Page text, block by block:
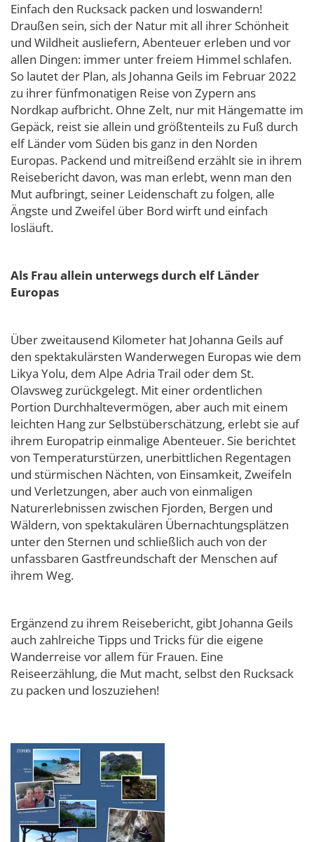
Einfach den Rucksack packen und loswandern!
Draußen sein, sich der Natur mit all ihrer Schönheit
und Wildheit ausliefern, Abenteuer erleben und vor
allen Dingen: immer unter freiem Himmel schlafen.
So lautet der Plan, als Johanna Geils im Februar 2022
zu ihrer fünfmonatigen Reise von Zypern ans
Nordkap aufbricht. Ohne Zelt, nur mit Hängematte im
Gepäck, reist sie allein und größtenteils zu Fuß durch
elf Länder vom Süden bis ganz in den Norden
Europas. Packend und mitreißend erzählt sie in ihrem
Reisebericht davon, was man erlebt, wenn man den
Mut aufbringt, seiner Leidenschaft zu folgen, alle
Ängste und Zweifel über Bord wirft und einfach
losläuft.
Als Frau allein unterwegs durch elf Länder
Europas
Über zweitausend Kilometer hat Johanna Geils auf
den spektakulärsten Wanderwegen Europas wie dem
Likya Yolu, dem Alpe Adria Trail oder dem St.
Olavsweg zurückgelegt. Mit einer ordentlichen
Portion Durchhaltevermögen, aber auch mit einem
leichten Hang zur Selbstüberschätzung, erlebt sie auf
ihrem Europatrip einmalige Abenteuer. Sie berichtet
von Temperaturstürzen, unerbittlichen Regentagen
und stürmischen Nächten, von Einsamkeit, Zweifeln
und Verletzungen, aber auch von einmaligen
Naturerlebnissen zwischen Fjorden, Bergen und
Wäldern, von spektakulären Übernachtungsplätzen
unter den Sternen und schließlich auch von der
unfassbaren Gastfreundschaft der Menschen auf
ihrem Weg.
Ergänzend zu ihrem Reisebericht, gibt Johanna Geils
auch zahlreiche Tipps und Tricks für die eigene
Wanderreise vor allem für Frauen. Eine
Reiseerzählung, die Mut macht, selbst den Rucksack
zu packen und loszuziehen!